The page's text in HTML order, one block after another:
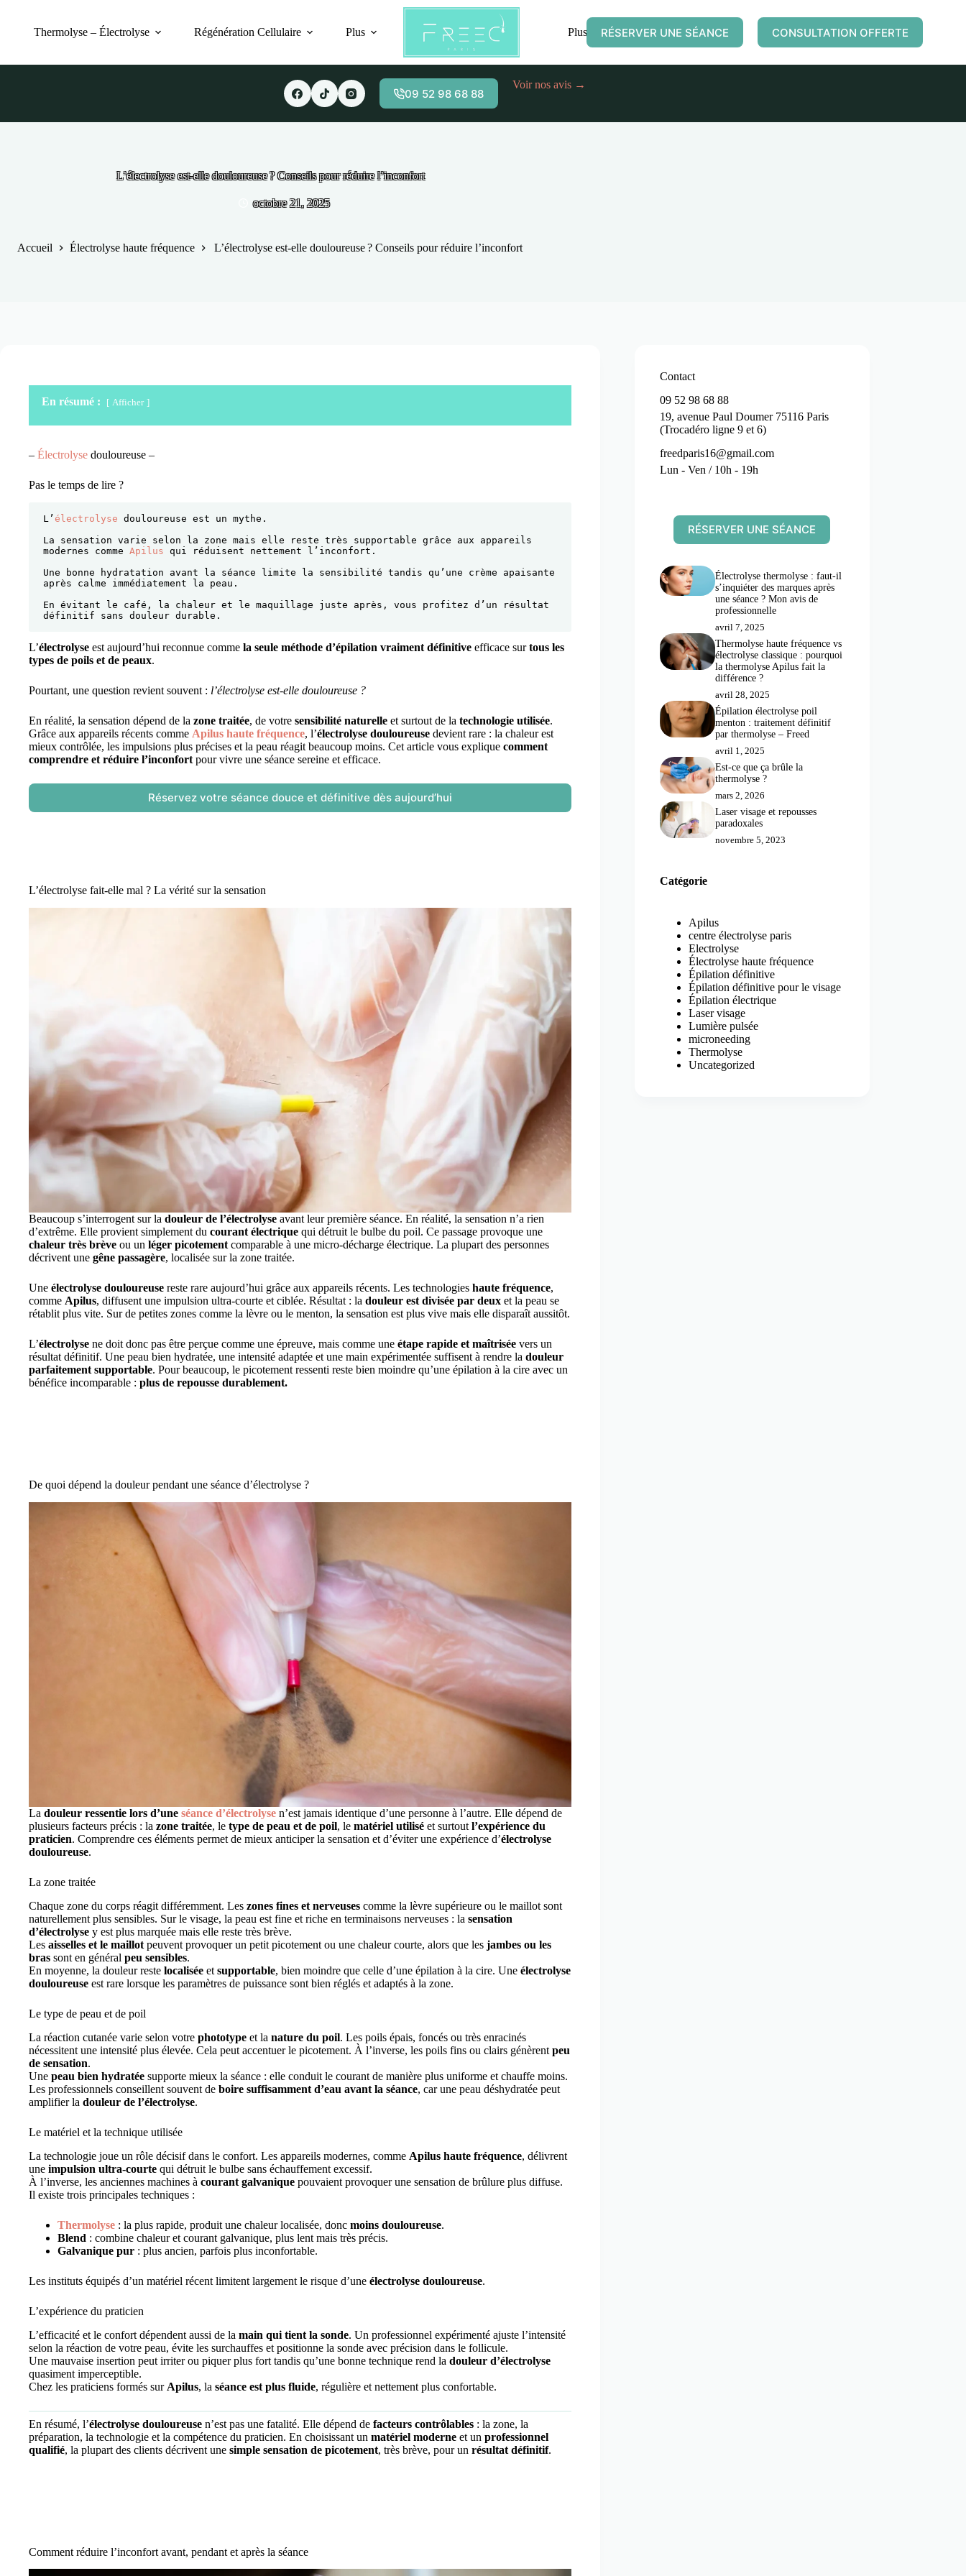
contenuThermolyse – Électrolyse Régénération Cellulaire Plus Plus RÉSERVER UNE SÉANCE CONSULTATION OFFERTE
09 52 98 68 88
Voir nos avis →
L’électrolyse est-elle douloureuse ? Conseils pour réduire l’inconfort
octobre 21, 2025
Accueil Électrolyse haute fréquence L’électrolyse est-elle douloureuse ? Conseils pour réduire l’inconfort
En résumé : Afficher
– Électrolyse douloureuse –
Pas le temps de lire ?
L’ électrolyse douloureuse est un mythe.
La sensation varie selon la zone mais elle reste très supportable grâce aux appareils
modernes comme Apilus qui réduisent nettement l’inconfort.
Une bonne hydratation avant la séance limite la sensibilité tandis qu’une crème apaisante
après calme immédiatement la peau.
En évitant le café, la chaleur et le maquillage juste après, vous profitez d’un résultat
définitif sans douleur durable.
L’électrolyse est aujourd’hui reconnue comme la seule méthode d’épilation vraiment définitive efficace surtous les
types de poils et de peaux.
Pourtant, une question revient souvent : l’électrolyse est-elle douloureuse ?
En réalité, la sensation dépend de la zone traitée, de votre sensibilité naturelle et surtout de la technologie utilisée.
Grâce aux appareils récents comme Apilus haute fréquence, l’électrolyse douloureuse devient rare : la chaleur est
mieux contrôlée, les impulsions plus précises et la peau réagit beaucoup moins. Cet article vous explique comment
comprendre et réduire l’inconfort pour vivre une séance sereine et efficace.
Réservez votre séance douce et définitive dès aujourd’hui
L’électrolyse fait-elle mal ? La vérité sur la sensation
Beaucoup s’interrogent sur la douleur de l’électrolyse avant leur première séance. En réalité, la sensation n’a rien
d’extrême. Elle provient simplement du courant électrique qui détruit le bulbe du poil. Ce passage provoque une
chaleur très brève ou un léger picotement comparable à une micro-décharge électrique. La plupart des personnes
décrivent une gêne passagère, localisée sur la zone traitée.
Une électrolyse douloureuse reste rare aujourd’hui grâce aux appareils récents. Les technologies haute fréquence,
comme Apilus, diffusent une impulsion ultra-courte et ciblée. Résultat : la douleur est divisée par deux et la peau se
rétablit plus vite. Sur de petites zones comme la lèvre ou le menton, la sensation est plus vive mais elle disparaît aussitôt.
L’électrolyse ne doit donc pas être perçue comme une épreuve, mais comme une étape rapide et maîtrisée vers un
résultat définitif. Une peau bien hydratée, une intensité adaptée et une main expérimentée suffisent à rendre la douleur
parfaitement supportable. Pour beaucoup, le picotement ressenti reste bien moindre qu’une épilation à la cire avec un
bénéfice incomparable : plus de repousse durablement.
De quoi dépend la douleur pendant une séance d’électrolyse ?
La douleur ressentie lors d’une séance d’électrolyse n’est jamais identique d’une personne à l’autre. Elle dépend de
plusieurs facteurs précis : la zone traitée, le type de peau et de poil, le matériel utilisé et surtoutl’expérience du
praticien. Comprendre ces éléments permet de mieux anticiper la sensation et d’éviter une expérience d’électrolyse
douloureuse.
La zone traitée
Chaque zone du corps réagit différemment. Les zones fines et nerveuses comme la lèvre supérieure ou le maillot sont
naturellement plus sensibles. Sur le visage, la peau est fine et riche en terminaisons nerveuses : la sensation
d’électrolyse y est plus marquée mais elle reste très brève.
Les aisselles et le maillot peuvent provoquer un petit picotement ou une chaleur courte, alors que les jambes ou les
bras sont en général peu sensibles.
En moyenne, la douleur reste localisée et supportable, bien moindre que celle d’une épilation à la cire. Une électrolyse
douloureuse est rare lorsque les paramètres de puissance sont bien réglés et adaptés à la zone.
Le type de peau et de poil
La réaction cutanée varie selon votre phototype et la nature du poil. Les poils épais, foncés ou très enracinés
nécessitent une intensité plus élevée. Cela peut accentuer le picotement. À l’inverse, les poils fins ou clairs génèrent peu
de sensation.
Une peau bien hydratée supporte mieux la séance : elle conduit le courant de manière plus uniforme et chauffe moins.
Les professionnels conseillent souvent de boire suffisamment d’eau avant la séance, car une peau déshydratée peut
amplifier la douleur de l’électrolyse.
Le matériel et la technique utilisée
La technologie joue un rôle décisif dans le confort. Les appareils modernes, comme Apilus haute fréquence, délivrent
une impulsion ultra-courte qui détruit le bulbe sans échauffement excessif.
À l’inverse, les anciennes machines à courant galvanique pouvaient provoquer une sensation de brûlure plus diffuse.
Il existe trois principales techniques :
Thermolyse : la plus rapide, produit une chaleur localisée, donc moins douloureuse.
Blend : combine chaleur et courant galvanique, plus lent mais très précis.
Galvanique pur : plus ancien, parfois plus inconfortable.
Les instituts équipés d’un matériel récent limitent largement le risque d’une électrolyse douloureuse.
L’expérience du praticien
L’efficacité et le confort dépendent aussi de la main qui tient la sonde. Un professionnel expérimenté ajuste l’intensité
selon la réaction de votre peau, évite les surchauffes et positionne la sonde avec précision dans le follicule.
Une mauvaise insertion peut irriter ou piquer plus fort tandis qu’une bonne technique rend la douleur d’électrolyse
quasiment imperceptible.
Chez les praticiens formés sur Apilus, la séance est plus fluide, régulière et nettement plus confortable.
En résumé, l’électrolyse douloureuse n’est pas une fatalité. Elle dépend de facteurs contrôlables : la zone, la
préparation, la technologie et la compétence du praticien. En choisissant un matériel moderne et un professionnel
qualifié, la plupart des clients décrivent une simple sensation de picotement, très brève, pour un résultat définitif.
Comment réduire l’inconfort avant, pendant et après la séance
Contact
09 52 98 68 88
19, avenue Paul Doumer 75116 Paris
(Trocadéro ligne 9 et 6)
freedparis16@gmail.com
Lun - Ven / 10h - 19h
RÉSERVER UNE SÉANCE
Électrolyse thermolyse : faut-il
s’inquiéter des marques après
une séance ? Mon avis de
professionnelle
avril 7, 2025
Thermolyse haute fréquence vs
électrolyse classique : pourquoi
la thermolyse Apilus fait la
différence ?
avril 28, 2025
Épilation électrolyse poil
menton : traitement définitif
par thermolyse – Freed
avril 1, 2025
Est-ce que ça brûle la
thermolyse ?
mars 2, 2026
Laser visage et repousses
paradoxales
novembre 5, 2023
Catégorie
Apilus
centre électrolyse paris
Electrolyse
Électrolyse haute fréquence
Épilation définitive
Épilation définitive pour le visage
Épilation électrique
Laser visage
Lumière pulsée
microneeding
Thermolyse
Uncategorized